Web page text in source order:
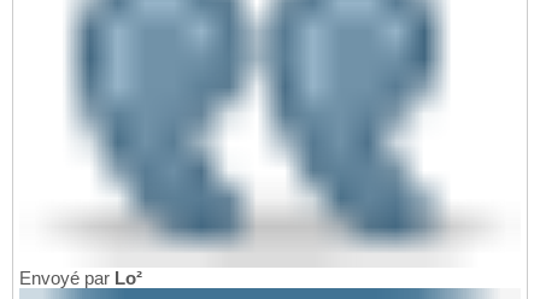
Envoyé par Lo²